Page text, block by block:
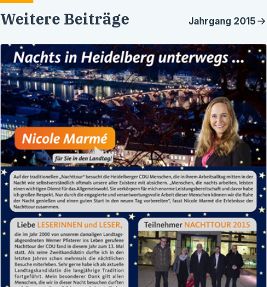
Weitere Beiträge Jahrgang 2015